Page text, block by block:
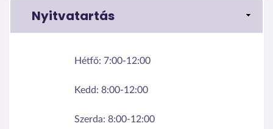
Nyitvatartás
Hétfő: 7:00-12:00
Kedd: 8:00-12:00
Szerda: 8:00-12:00